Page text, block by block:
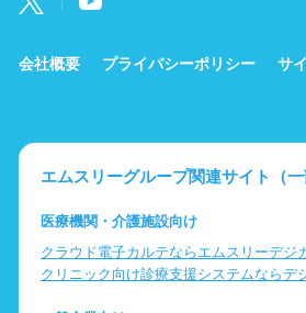
会社概要 プライバシーポリシー サ
エムスリーグループ関連サイト（一
医療機関・介護施設向け
クラウド電子カルテならエムスリーデジ
クリニック向け診療支援システムならデ